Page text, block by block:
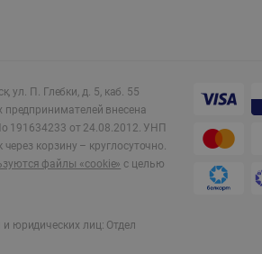
ул. П. Глебки, д. 5, каб. 55
внесена
191634233 от 24.08.2012. УНП
корзину – круглосуточно.
файлы «cookie» с целью
юридических лиц: Отдел